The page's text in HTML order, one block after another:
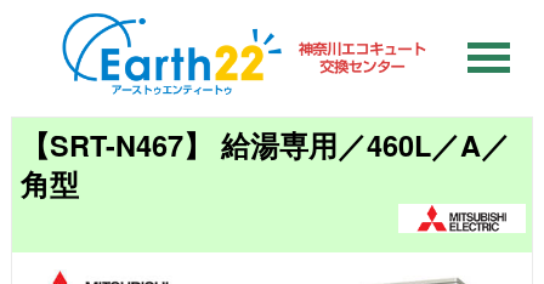
【SRT-N467】 給湯専用／460L／A／
角型